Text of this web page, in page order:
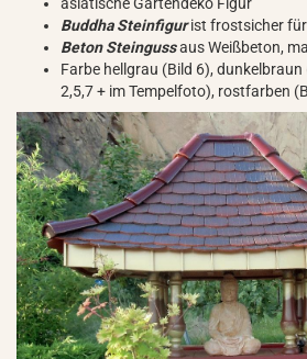
Buddha Steinfigurist frostsicher für
Beton Steingussaus Weißbeton,
Farbe hellgrau (Bild 6), dunkelbraun
2,5,7 + im Tempelfoto), rostfarben